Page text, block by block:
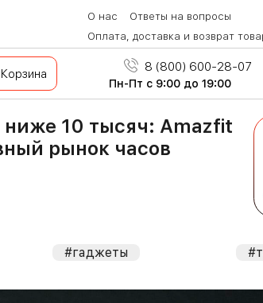
О нас
Ответы на вопросы
Оплата, доставка и возврат
Корзина 8 (800) 600-28-07
Пн-Пт с 9:00 до 19:00
10 тысяч: Amazfit
рынок часов
#гаджеты